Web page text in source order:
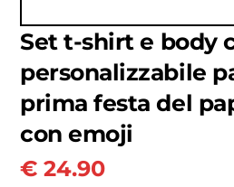
Set t-shirt e body
personalizzabile
prima festa del
con emoji
€ 24.90